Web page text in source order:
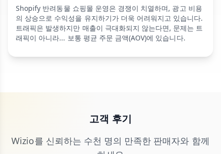
Shopify 반려동물 쇼핑몰 운영은 경쟁이 치열하며, 광고 비용
의 상승으로 수익성을 유지하기가 더욱 어려워지고 있습니다.
트래픽은 발생하지만 매출이 극대화되지 않는다면, 문제는 트
래픽이 아니라... 보통 평균 주문 금액(AOV)에 있습니다.
고객 후기
Wizio를 신뢰하는 수천 명의 만족한 판매자와 함께